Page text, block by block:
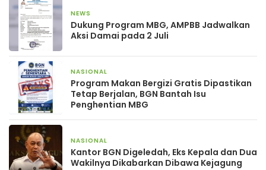
NEWS
Dukung Program MBG, AMPBB Jadwalkan
Aksi Damai pada 2 Juli
NASIONAL
Program Makan Bergizi Gratis Dipastikan
Tetap Berjalan, BGN Bantah Isu
Penghentian MBG
NASIONAL
Kantor BGN Digeledah, Eks Kepala dan Dua
Wakilnya Dikabarkan Dibawa Kejagung